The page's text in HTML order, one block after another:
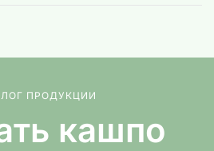
ПРОДУКЦИИ
кашпо